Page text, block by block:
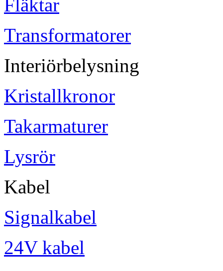
Fläktar
Transformatorer
Interiörbelysning
Kristallkronor
Takarmaturer
Lysrör
Kabel
Signalkabel
24V kabel